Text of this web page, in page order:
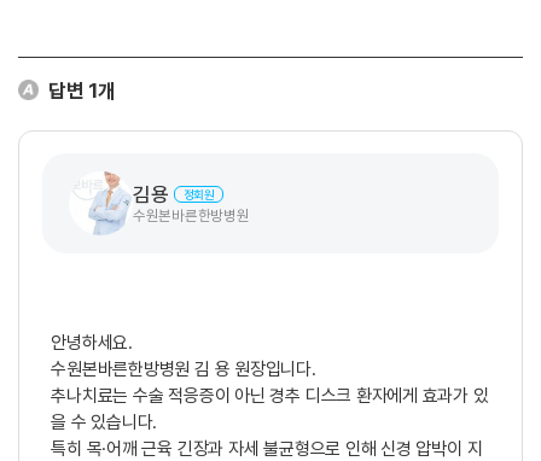
답변 1개
김용 정회원
수원본바른한방병원
안녕하세요.
수원본바른한방병원 김 용 원장입니다.
추나치료는 수술 적응증이 아닌 경추 디스크 환자에게 효과가 있
을 수 있습니다.
특히 목·어깨 근육 긴장과 자세 불균형으로 인해 신경 압박이 지